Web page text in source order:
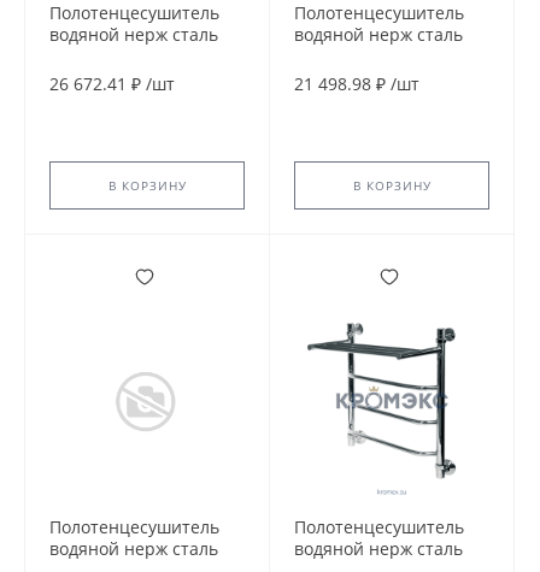
Полотенцесушитель
водяной нерж сталь
полочкой 500х800мм
Мост-Люкс Элит-
Металл В-19-09
26 672.41 ₽ /шт
В КОРЗИНУ
Полотенцесушитель
водяной нерж сталь
полочкой 600х1000мм
Вектра Элит-Металл
В-13-16
21 498.98 ₽ /шт
В КОРЗИНУ
Полотенцесушитель
водяной нерж сталь
Полотенцесушитель
водяной нерж сталь